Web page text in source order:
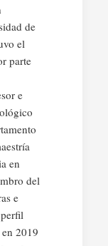
de
el
parte
e
en
del
e
2019